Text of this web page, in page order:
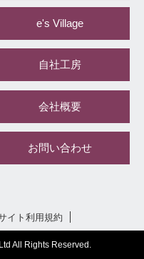
e's Village
自社工房
会社概要
お問い合わせ
イト利用規約
All Rights Reserved.